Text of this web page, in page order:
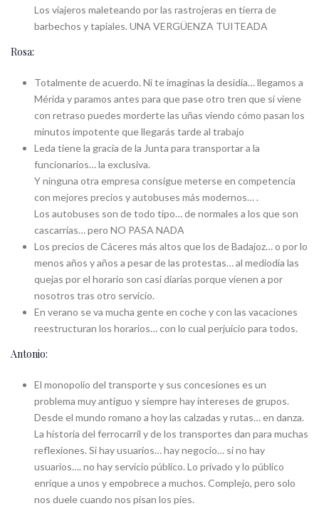
Los viajeros maleteando por las rastrojeras en tierra de
barbechos y tapiales. UNA VERGÜENZA TUITEADA
Rosa:
Totalmente de acuerdo. Ni te imaginas la desidia… llegamos a
Mérida y paramos antes para que pase otro tren que si viene
con retraso puedes morderte las uñas viendo cómo pasan los
minutos impotente que llegarás tarde al trabajo
Leda tiene la gracia de la Junta para transportar a la
funcionarios… la exclusiva.
Y ninguna otra empresa consigue meterse en competencia
con mejores precios y autobuses más modernos… .
Los autobuses son de todo tipo… de normales a los que son
cascarrias… pero NO PASA NADA
Los precios de Cáceres más altos que los de Badajoz… o por lo
menos años y años a pesar de las protestas… al mediodía las
quejas por el horario son casi diarias porque vienen a por
nosotros tras otro servicio.
En verano se va mucha gente en coche y con las vacaciones
reestructuran los horarios… con lo cual perjuicio para todos.
Antonio:
El monopolio del transporte y sus concesiones es un
problema muy antiguo y siempre hay intereses de grupos.
Desde el mundo romano a hoy las calzadas y rutas… en danza.
La historia del ferrocarril y de los transportes dan para muchas
reflexiones. Si hay usuarios… hay negocio… si no hay
usuarios…. no hay servicio público. Lo privado y lo público
enrique a unos y empobrece a muchos. Complejo, pero solo
nos duele cuando nos pisan los pies.